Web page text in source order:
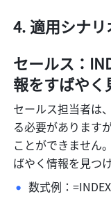
適用シナリ
セールス：
報をすばやく
セールス担当者は
る必要があります
ことができません
ばやく情報を見つ
数式例：